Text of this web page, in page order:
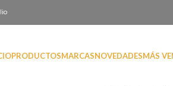
PRODUCTOSMARCASNOVEDADESMÁS